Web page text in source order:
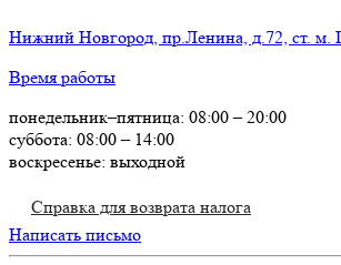
Нижний Новгород, пр.Ленина, д.72, ст. м.
Время работы
понедельник–пятница: 08:00 – 20:00
суббота: 08:00 – 14:00
воскресенье: выходной
Справка для возврата налога
Написать письмо